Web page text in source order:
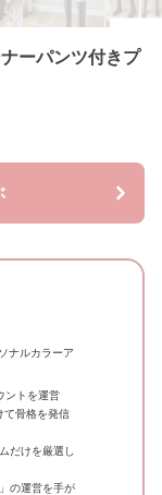
ーパンツ付きプ
ナルカラーア
ントを運営
て骨格を発信
だけを厳選し
の運営を手が